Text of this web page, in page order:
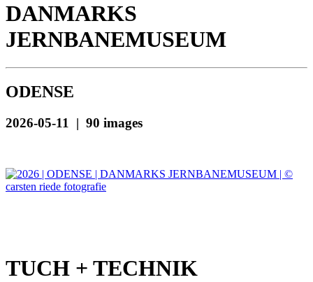
DANMARKS
JERNBANEMUSEUM
ODENSE
2026-05-11 | 90 images
TUCH + TECHNIK